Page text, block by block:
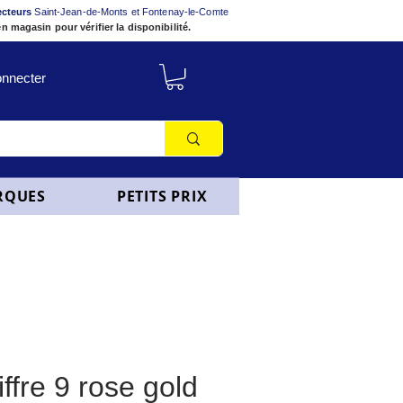
Saint-Jean-de-Monts et Fontenay-le-Comte
magasin pour vérifier la disponibilité.
PETITS PRIX
9 rose gold